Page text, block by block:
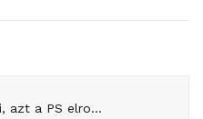
217. Amit el lehet rontani, azt a PS elrontja?